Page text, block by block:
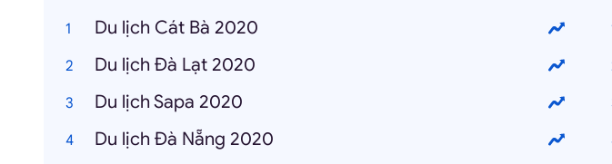
Du lịch Cát Bà 2020
Du lịch Đà Lạt 2020
Du lịch Sapa 2020
Du lịch Đà Nẵng 2020